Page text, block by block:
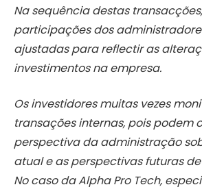
Na sequência destas
participações dos
ajustadas para reflectir as
investimentos na empresa.
Os investidores muitas vezes
transações internas, pois podem
perspectiva da administração
atual e as perspectivas futuras
No caso da Alpha Pro Tech,